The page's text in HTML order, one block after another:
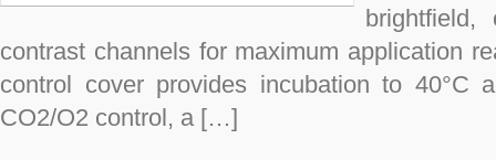
brightfield,
contrast channels for maximum application
control cover provides incubation to 40°C
CO2/O2 control, a […]